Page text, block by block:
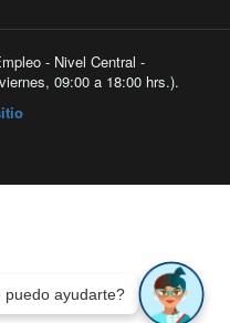
- Nivel Central -
09:00 a 18:00 hrs.).
puedo ayudarte?